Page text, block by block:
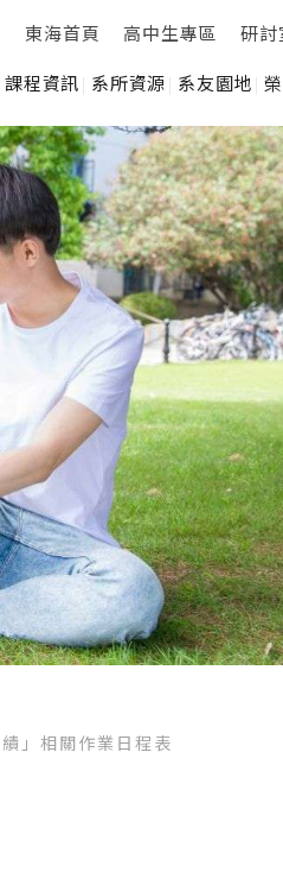
東海首頁 高中生專區 研討
課程資訊 系所資源 系友園地
」相關作業日程表